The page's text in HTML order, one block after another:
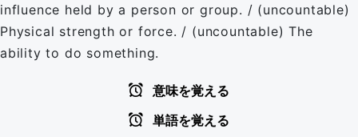
influence held by a person or group. / (uncountable)
Physical strength or force. / (uncountable) The
ability to do something.
意味を覚える
単語を覚える